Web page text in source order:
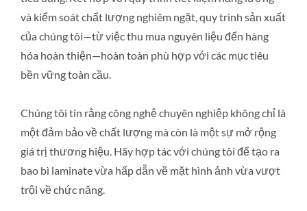
và kiểm soát chất lượng nghiêm ngặt, quy trình sản xuất
của chúng tôi—từ việc thu mua nguyên liệu đến hàng
hóa hoàn thiện—hoàn toàn phù hợp với các mục tiêu
bền vững toàn cầu.
Chúng tôi tin rằng công nghệ chuyên nghiệp không chỉ là
một đảm bảo về chất lượng mà còn là một sự mở rộng
giá trị thương hiệu. Hãy hợp tác với chúng tôi để tạo ra
bao bì laminate vừa hấp dẫn về mặt hình ảnh vừa vượt
trội về chức năng.